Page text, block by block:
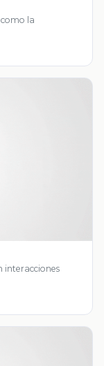
la
interacciones